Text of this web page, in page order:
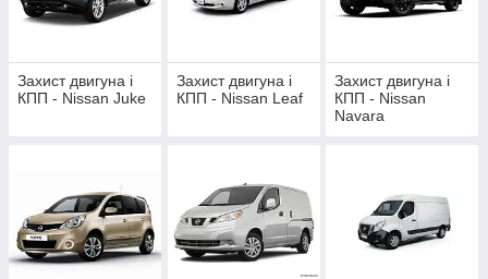
Захист двигуна і
КПП - Nissan Juke
Захист двигуна і
КПП - Nissan Leaf
Захист двигуна і
КПП - Nissan
Navara